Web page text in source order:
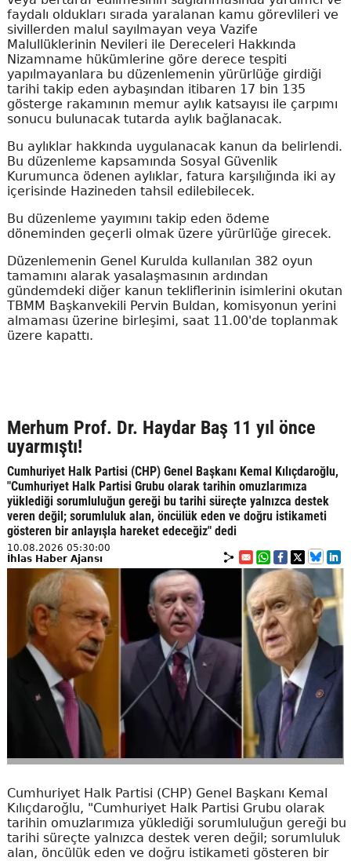
faydalı oldukları sırada yaralanan kamu görevlileri ve
sivillerden malul sayılmayan veya Vazife
Malullüklerinin Nevileri ile Dereceleri Hakkında
Nizamname hükümlerine göre derece tespiti
yapılmayanlara bu düzenlemenin yürürlüğe girdiği
tarihi takip eden aybaşından itibaren 17 bin 135
gösterge rakamının memur aylık katsayısı ile çarpımı
sonucu bulunacak tutarda aylık bağlanacak.
Bu aylıklar hakkında uygulanacak kanun da belirlendi.
Bu düzenleme kapsamında Sosyal Güvenlik
Kurumunca ödenen aylıklar, fatura karşılığında iki ay
içerisinde Hazineden tahsil edilebilecek.
Bu düzenleme yayımını takip eden ödeme
döneminden geçerli olmak üzere yürürlüğe girecek.
Düzenlemenin Genel Kurulda kullanılan 382 oyun
tamamını alarak yasalaşmasının ardından
gündemdeki diğer kanun tekliflerinin isimlerini okutan
TBMM Başkanvekili Pervin Buldan, komisyonun yerini
almaması üzerine birleşimi, saat 11.00'de toplanmak
üzere kapattı.
Merhum Prof. Dr. Haydar Baş 11 yıl önce
uyarmıştı!
Cumhuriyet Halk Partisi (CHP) Genel Başkanı Kemal Kılıçdaroğlu,
"Cumhuriyet Halk Partisi Grubu olarak tarihin omuzlarımıza
yüklediği sorumluluğun gereği bu tarihi süreçte yalnızca destek
veren değil; sorumluluk alan, öncülük eden ve doğru istikameti
gösteren bir anlayışla hareket edeceğiz" dedi
10.08.2026 05:30:00
İhlas Haber Ajansı
Cumhuriyet Halk Partisi (CHP) Genel Başkanı Kemal
Kılıçdaroğlu, "Cumhuriyet Halk Partisi Grubu olarak
tarihin omuzlarımıza yüklediği sorumluluğun gereği bu
tarihi süreçte yalnızca destek veren değil; sorumluluk
alan, öncülük eden ve doğru istikameti gösteren bir